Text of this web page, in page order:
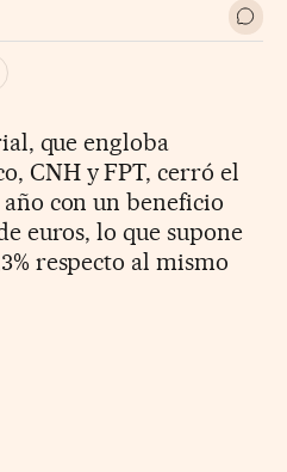
Sociales Ir a
que engloba
CNH y FPT, cerró el
con un beneficio
euros, lo que supone
respecto al mismo